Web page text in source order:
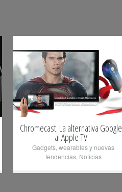
+
Chromecast. La alternativa Google
al Apple TV
Gadgets, wearables y nuevas
tendencias, Noticias